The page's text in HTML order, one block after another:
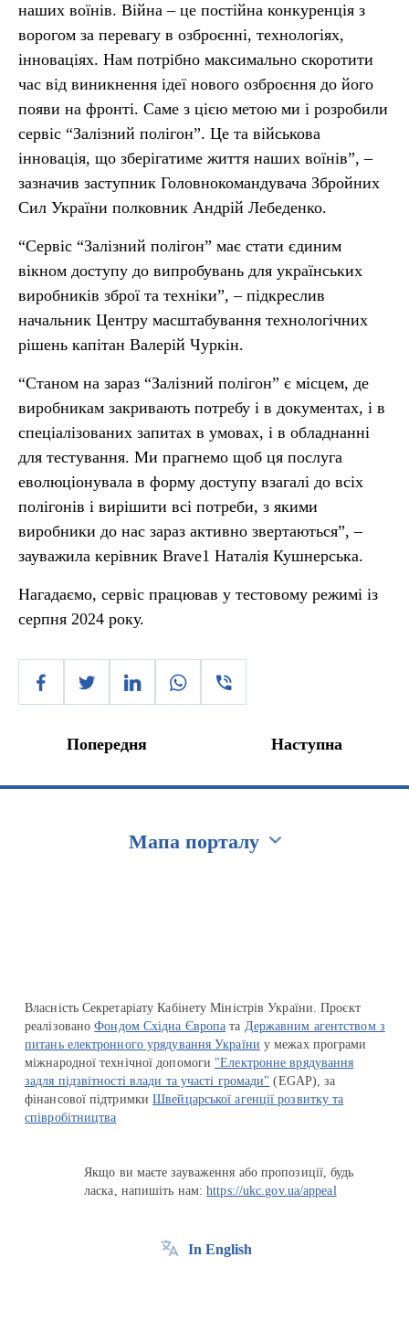
наших воїнів. Війна – це постійна конкуренція з
ворогом за перевагу в озброєнні, технологіях,
інноваціях. Нам потрібно максимально скоротити
час від виникнення ідеї нового озброєння до його
появи на фронті. Саме з цією метою ми і розробили
сервіс “Залізний полігон”. Це та військова
інновація, що зберігатиме життя наших воїнів”, –
зазначив заступник Головнокомандувача Збройних
Сил України полковник Андрій Лебеденко.
“Сервіс “Залізний полігон” має стати єдиним
вікном доступу до випробувань для українських
виробників зброї та техніки”, – підкреслив
начальник Центру масштабування технологічних
рішень капітан Валерій Чуркін.
“Станом на зараз “Залізний полігон” є місцем, де
виробникам закривають потребу і в документах, і в
спеціалізованих запитах в умовах, і в обладнанні
для тестування. Ми прагнемо щоб ця послуга
еволюціонувала в форму доступу взагалі до всіх
полігонів і вирішити всі потреби, з якими
виробники до нас зараз активно звертаються”, –
зауважила керівник Brave1 Наталія Кушнерська.
Нагадаємо, сервіс працював у тестовому режимі із
серпня 2024 року.
Попередня Наступна
Мапа порталу
Власність Секретаріату Кабінету Міністрів України. Проєкт
реалізованоФондом Східна Європа та Державним агентством з
питань електронного урядування України у межах програми
міжнародної технічної допомоги "Електронне врядування
задля підзвітності влади та участі громади" (EGAP), за
фінансової підтримкиШвейцарської агенції розвитку та
співробітництва
Якщо ви маєте зауваження або пропозиції, будь
ласка, напишіть нам:https://ukc.gov.ua/appeal
In English